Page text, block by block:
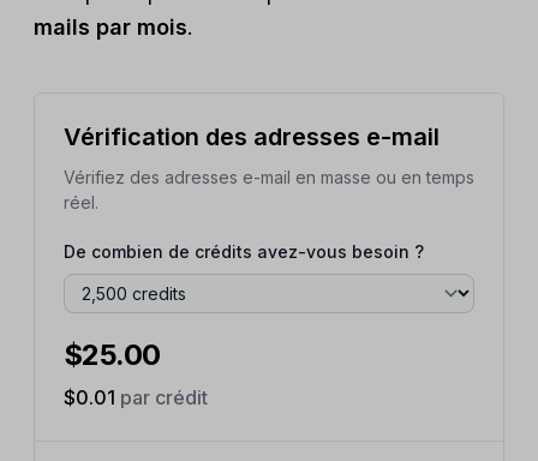
mails par mois.
Vérification des adresses e-mail
Vérifiez des adresses e-mail en masse ou en temps
réel.
De combien de crédits avez-vous besoin ?
$25.00
$0.01 par crédit